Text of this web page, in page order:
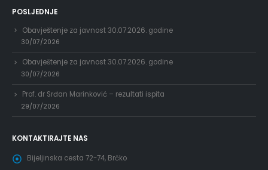
POSLJEDNJE
Obavještenje za javnost 30.07.2026. godine
30/07/2026
Obavještenje za javnost 30.07.2026. godine
30/07/2026
Prof. dr Srđan Marinković – rezultati ispita
29/07/2026
KONTAKTIRAJTE NAS
Bijeljinska cesta 72-74, Brčko